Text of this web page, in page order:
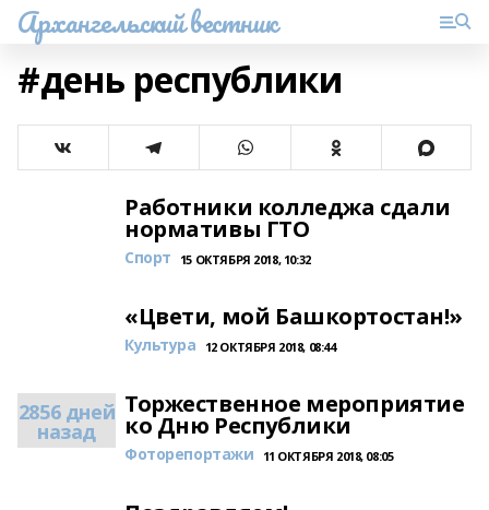
Архангельский вестник
#день республики
Работники колледжа сдали
нормативы ГТО
Спорт 15 ОКТЯБРЯ 2018, 10:32
«Цвети, мой Башкортостан!»
Культура 12 ОКТЯБРЯ 2018, 08:44
2856 дней
назад
Торжественное мероприятие
ко Дню Республики
Фоторепортажи 11 ОКТЯБРЯ 2018, 08:05